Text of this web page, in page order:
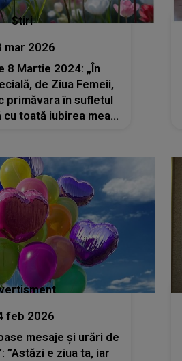
Stiri
mar 2026
8 Martie 2024: „În
de Ziua Femeii,
primăvara în sufletul
cu toată iubirea mea!
feb 2026
mesaje și urări de
”Astăzi e ziua ta, iar